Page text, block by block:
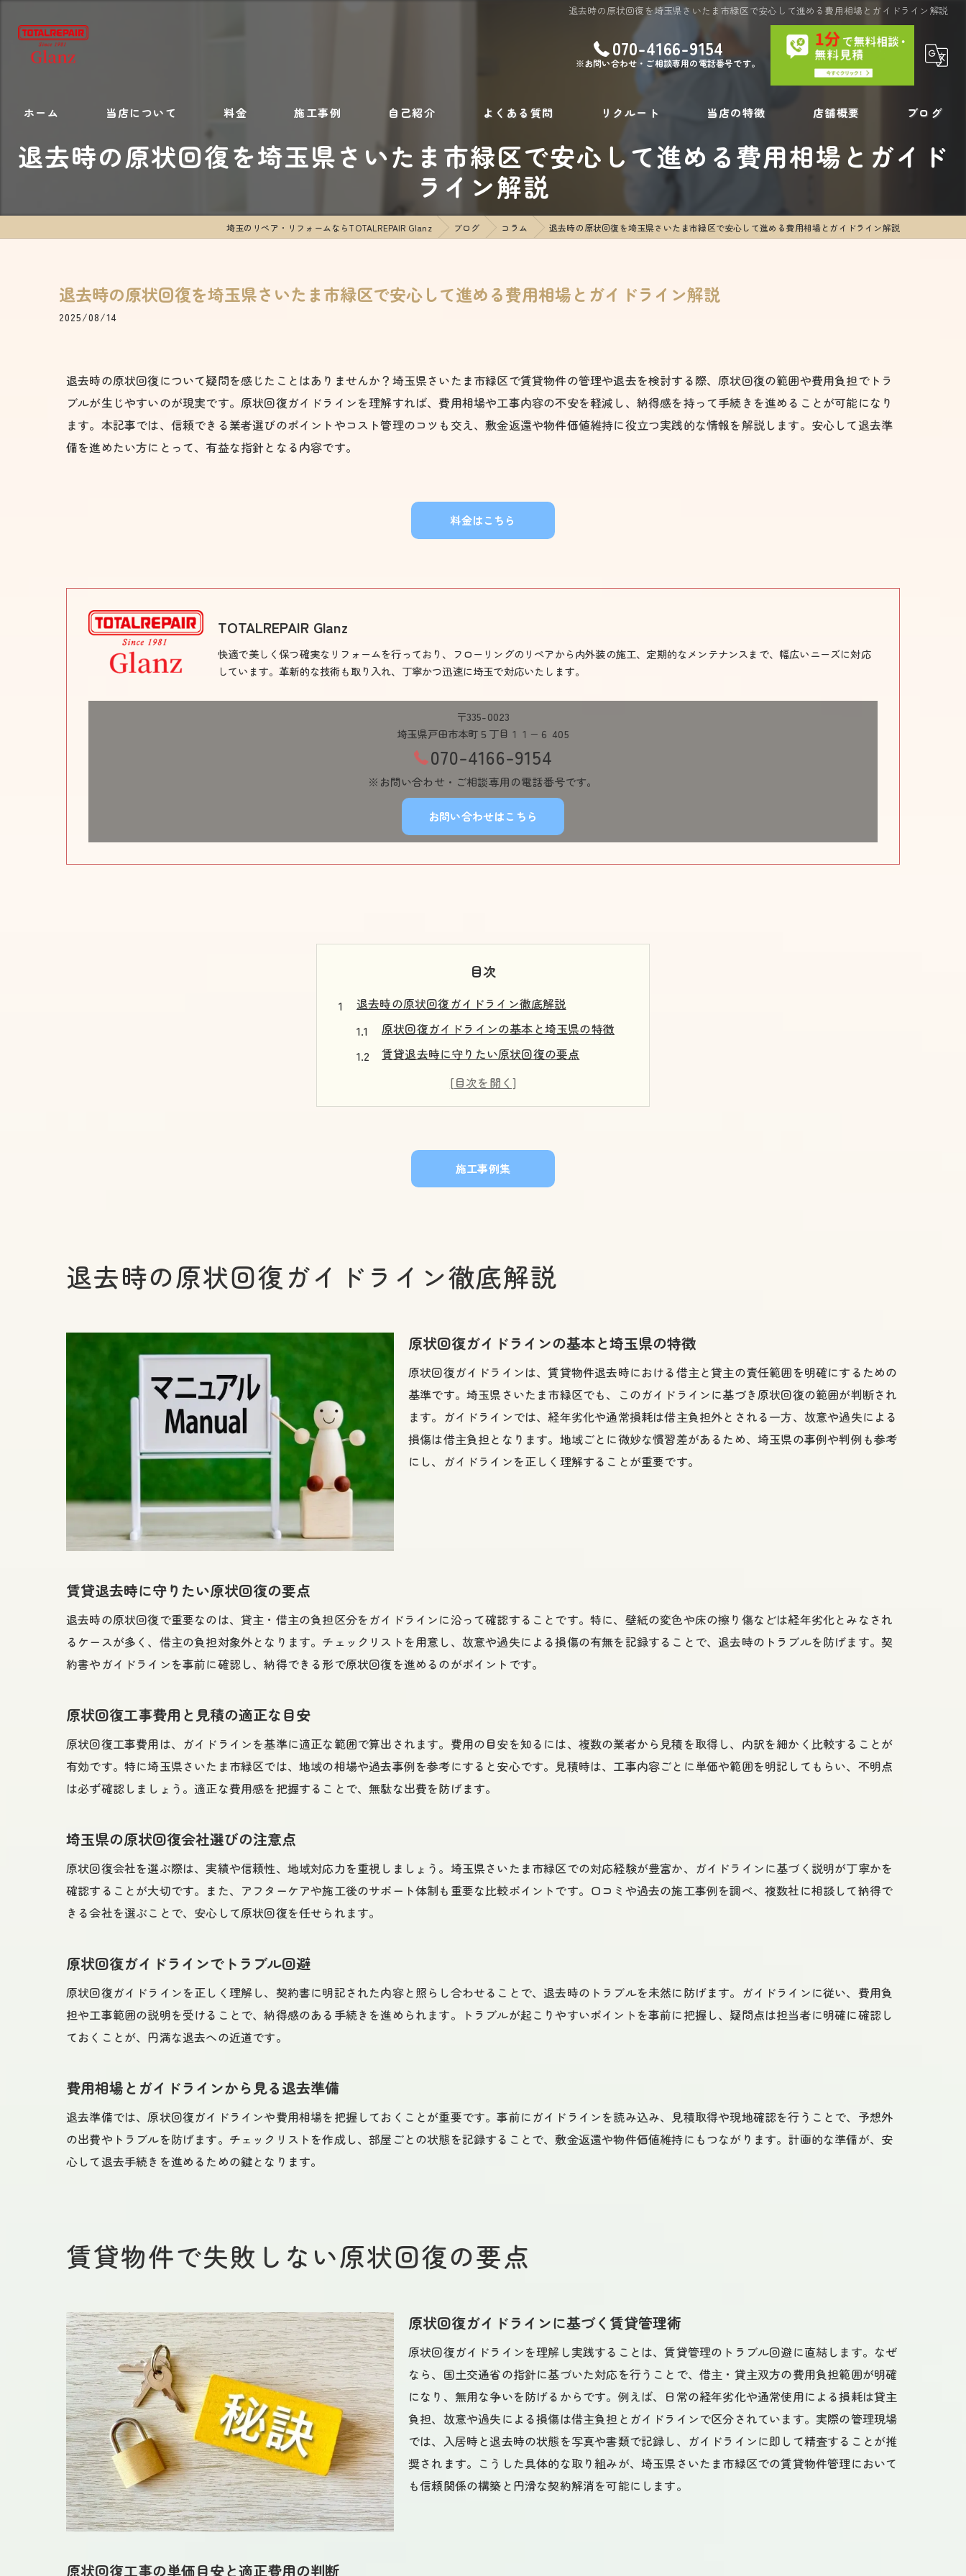
退去時の原状回復を埼玉県さいたま市緑区で安心して進める費用相場とガイドライン解説
070-4166-9154
※お問い合わせ・ご相談専用の電話番号です。
ホーム 当店について
施工内容
料金 施工事例 自己紹介 よくある質問 リクルート 当店の特徴
内装工事
フローリング補修
壁紙
店舗概要 ブログ
コラム
退去時の原状回復を埼玉県さいたま市緑区で安心して進める費用相場とガイド
ライン解説
埼玉のリペア・リフォームならTOTALREPAIR Glanz ブログ コラム 退去時の原状回復を埼玉県さいたま市緑区で安心して進める費用相場とガイドライン解説
退去時の原状回復を埼玉県さいたま市緑区で安心して進める費用相場とガイドライン解説
2025/08/14
退去時の原状回復について疑問を感じたことはありませんか？埼玉県さいたま市緑区で賃貸物件の管理や退去を検討する際、原状回復の範囲や費用負担でトラ
ブルが生じやすいのが現実です。原状回復ガイドラインを理解すれば、費用相場や工事内容の不安を軽減し、納得感を持って手続きを進めることが可能になり
ます。本記事では、信頼できる業者選びのポイントやコスト管理のコツも交え、敷金返還や物件価値維持に役立つ実践的な情報を解説します。安心して退去準
備を進めたい方にとって、有益な指針となる内容です。
料金はこちら
TOTALREPAIR Glanz
快適で美しく保つ確実なリフォームを行っており、フローリングのリペアから内外装の施工、定期的なメンテナンスまで、幅広いニーズに対応
しています。革新的な技術も取り入れ、丁寧かつ迅速に埼玉で対応いたします。
〒335-0023
埼玉県戸田市本町５丁目１１−６ 405
070-4166-9154
※お問い合わせ・ご相談専用の電話番号です。
お問い合わせはこちら
目次
退去時の原状回復ガイドライン徹底解説
原状回復ガイドラインの基本と埼玉県の特徴
賃貸退去時に守りたい原状回復の要点
原状回復工事費用と見積の適正な目安
埼玉県の原状回復会社選びの注意点
費用相場とガイドラインから見る退去準備
賃貸物件で失敗しない原状回復の要点
賃貸物件での原状回復工事内容を解説
マンションの原状回復相場も正しく把握
原状回復費用を抑えるためのコツとは
原状回復ガイドライン活用でコスト削減
適正価格の原状回復工事見積を得る方法
原状回復工事費用を比較し無駄を省く
賃貸物件の原状回復単価を抑える工夫
信頼できる原状回復会社選びのコツ
費用相場を理解して安心して退去する
工事見積の比較で納得できる選択を
原状回復ガイドラインと見積のポイント
賃貸物件ごとの原状回復単価を把握する
原状回復会社の提案内容を冷静に比較
原状回復工事費用が高額になる主な理由
賃貸原状回復の工事単価と作業範囲の関係
費用高騰を防ぐガイドラインの活用術
ガイドラインに沿った正しい手続き方法
見積や契約書で確認したい主要項目
原状回復会社とのやり取りで大切なこと
賃貸原状回復費用と敷金精算の関係を理解
敷金トラブルを防ぐ原状回復会社選び
原状回復ガイドラインで費用相場を把握
原状回復工事費用と相場の関係性を解説
埼玉県の原状回復会社選びで失敗しない
費用トラブルを回避するガイドライン活用
安心して退去するためのチェックポイント
施工事例集
退去時の原状回復ガイドライン徹底解説
原状回復ガイドラインの基本と埼玉県の特徴
原状回復ガイドラインは、賃貸物件退去時における借主と貸主の責任範囲を明確にするための
基準です。埼玉県さいたま市緑区でも、このガイドラインに基づき原状回復の範囲が判断され
ます。ガイドラインでは、経年劣化や通常損耗は借主負担外とされる一方、故意や過失による
損傷は借主負担となります。地域ごとに微妙な慣習差があるため、埼玉県の事例や判例も参考
にし、ガイドラインを正しく理解することが重要です。
賃貸退去時に守りたい原状回復の要点
退去時の原状回復で重要なのは、貸主・借主の負担区分をガイドラインに沿って確認することです。特に、壁紙の変色や床の擦り傷などは経年劣化とみなされ
るケースが多く、借主の負担対象外となります。チェックリストを用意し、故意や過失による損傷の有無を記録することで、退去時のトラブルを防げます。契
約書やガイドラインを事前に確認し、納得できる形で原状回復を進めるのがポイントです。
原状回復工事費用と見積の適正な目安
原状回復工事費用は、ガイドラインを基準に適正な範囲で算出されます。費用の目安を知るには、複数の業者から見積を取得し、内訳を細かく比較することが
有効です。特に埼玉県さいたま市緑区では、地域の相場や過去事例を参考にすると安心です。見積時は、工事内容ごとに単価や範囲を明記してもらい、不明点
は必ず確認しましょう。適正な費用感を把握することで、無駄な出費を防げます。
埼玉県の原状回復会社選びの注意点
原状回復会社を選ぶ際は、実績や信頼性、地域対応力を重視しましょう。埼玉県さいたま市緑区での対応経験が豊富か、ガイドラインに基づく説明が丁寧かを
確認することが大切です。また、アフターケアや施工後のサポート体制も重要な比較ポイントです。口コミや過去の施工事例を調べ、複数社に相談して納得で
きる会社を選ぶことで、安心して原状回復を任せられます。
原状回復ガイドラインでトラブル回避
原状回復ガイドラインを正しく理解し、契約書に明記された内容と照らし合わせることで、退去時のトラブルを未然に防げます。ガイドラインに従い、費用負
担や工事範囲の説明を受けることで、納得感のある手続きを進められます。トラブルが起こりやすいポイントを事前に把握し、疑問点は担当者に明確に確認し
ておくことが、円満な退去への近道です。
費用相場とガイドラインから見る退去準備
退去準備では、原状回復ガイドラインや費用相場を把握しておくことが重要です。事前にガイドラインを読み込み、見積取得や現地確認を行うことで、予想外
の出費やトラブルを防げます。チェックリストを作成し、部屋ごとの状態を記録することで、敷金返還や物件価値維持にもつながります。計画的な準備が、安
心して退去手続きを進めるための鍵となります。
賃貸物件で失敗しない原状回復の要点
原状回復ガイドラインに基づく賃貸管理術
原状回復ガイドラインを理解し実践することは、賃貸管理のトラブル回避に直結します。なぜ
なら、国土交通省の指針に基づいた対応を行うことで、借主・貸主双方の費用負担範囲が明確
になり、無用な争いを防げるからです。例えば、日常の経年劣化や通常使用による損耗は貸主
負担、故意や過失による損傷は借主負担とガイドラインで区分されています。実際の管理現場
では、入居時と退去時の状態を写真や書類で記録し、ガイドラインに即して精査することが推
奨されます。こうした具体的な取り組みが、埼玉県さいたま市緑区での賃貸物件管理において
も信頼関係の構築と円滑な契約解消を可能にします。
原状回復工事の単価目安と適正費用の判断